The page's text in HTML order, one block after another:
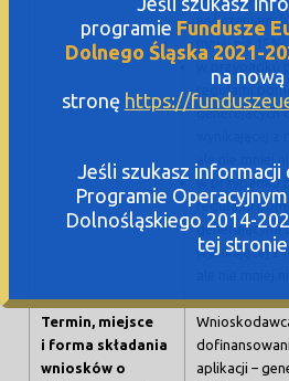
wyliczeniami
mniej niż 15%;
w przypadku
regułami
generujących
w przypadku
regułami
generującymi
wynikającej z
Termin, miejsce
i forma składania
wniosków o
aplikacji –
programie Fundusze
Dolnego Śląska 2021-
na nową
stronę https://
Jeśli szukasz informacji
Programie
Dolnośląskiego 2014-
tej stronie